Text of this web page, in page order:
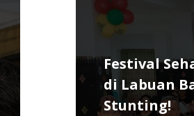
Festival
di Labuan
Stunting!